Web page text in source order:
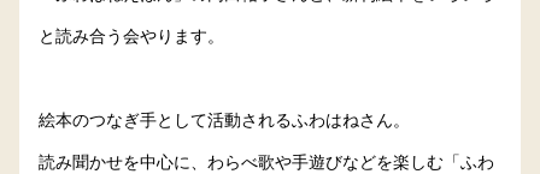
と読み合う会やります。
絵本のつなぎ手として活動されるふわはねさん。
読み聞かせを中心に、わらべ歌や手遊びなどを楽しむ「ふわ